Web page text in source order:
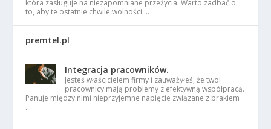
która zasługuje na niezapomniane przeżycia. Warto zadbać o
to, aby te ostatnie chwile wolności …
premtel.pl
Integracja pracowników.
Jesteś właścicielem firmy i zauważyłeś, że twoi
pracownicy mają problemy z efektywną współpracą.
Panuje między nimi nieprzyjemne napięcie związane z brakiem
…